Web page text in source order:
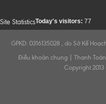
Site StatisticsToday's visitors: 77
GPKD: 0316135028 , do Sở Kế
Điều khoản chung| Thanh
Copyright